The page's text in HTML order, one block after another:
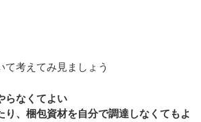
て考えてみ見ましょう
らなくてよい
り、梱包資材を自分で調達しなくてもよ